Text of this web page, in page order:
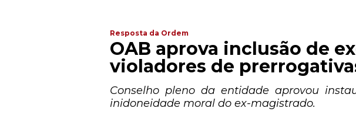
Resposta da Ordem
OAB aprova inclusão de
violadores de
Conselho pleno da entidade aprovou
inidoneidade moral do ex-magistrado.